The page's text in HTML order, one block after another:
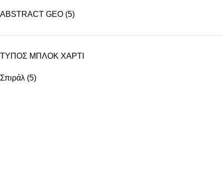
ABSTRACT GEO (5)
ΤΥΠΟΣ ΜΠΛΟΚ ΧΑΡΤΙ
Σπιράλ (5)